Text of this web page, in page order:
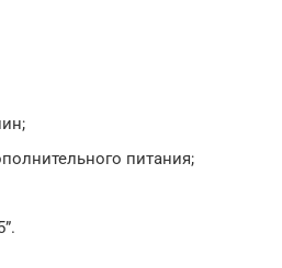
питания;